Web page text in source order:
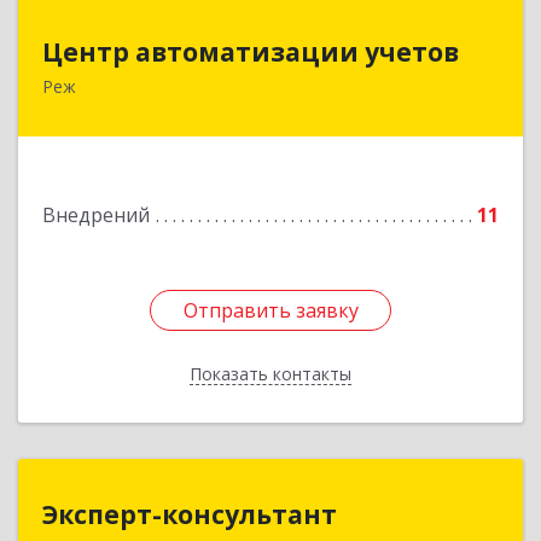
Центр автоматизации учетов
Реж
Внедрений 11
Отправить заявку
Показать контакты
623750, Свердловская обл, Режевской р-н, Реж
Отправить заявку
Назад
Эксперт-консультант